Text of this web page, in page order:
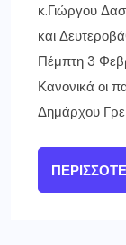
κ.Γιώργου
και
Πέμπτη 3
Κανονικά οι
Δημάρχου